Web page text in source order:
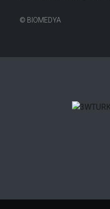
© BIOMEDYA